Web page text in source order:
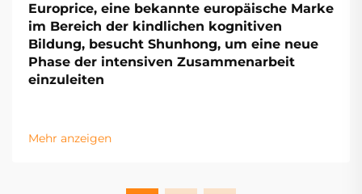
Europrice, eine bekannte europäische Marke
im Bereich der kindlichen kognitiven
Bildung, besucht Shunhong, um eine neue
Phase der intensiven Zusammenarbeit
einzuleiten
Mehr anzeigen